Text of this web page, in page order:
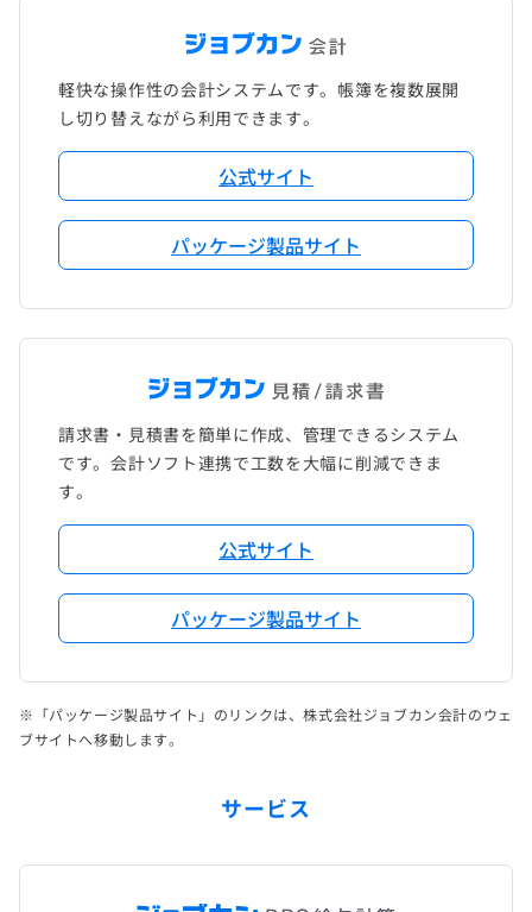
軽快な操作性の会計システムです。帳簿を複数展開
し切り替えながら利用できます。
公式サイト
パッケージ製品サイト
請求書・見積書を簡単に作成、管理できるシステム
です。会計ソフト連携で工数を大幅に削減できま
す。
公式サイト
パッケージ製品サイト
※「パッケージ製品サイト」のリンクは、株式会社ジョブカン会計のウェ
ブサイトへ移動します。
サービス